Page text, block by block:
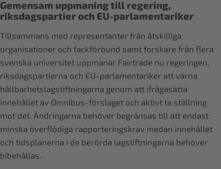
Gemensam uppmaning till regering,
riksdagspartier och EU-parlamentariker
Tillsammans med representanter från åtskilliga
organisationer och fackförbund samt forskare från flera
svenska universitet uppmanar Fairtrade nu regeringen,
riksdagspartierna och EU-parlamentariker att värna
hållbarhetslagstiftningarna genom att ifrågasätta
innehållet av Omnibus-förslaget och aktivt ta ställning
mot det. Ändringarna behöver begränsas till att endast
minska överflödiga rapporteringskrav medan innehållet
och tidsplanerna i de berörda lagstiftningarna behöver
bibehållas.